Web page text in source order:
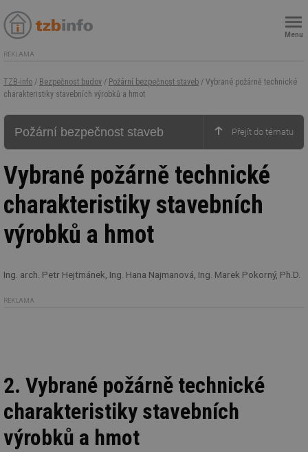
Menu
REKLAMA
TZB-info / Bezpečnost budov / Požární bezpečnost staveb / Vybrané požárně technické
charakteristiky stavebních výrobků a hmot
Požární bezpečnost staveb
Vybrané požárně technické
charakteristiky stavebních
výrobků a hmot
Ing. arch. Petr Hejtmánek, Ing. Hana Najmanová, Ing. Marek Pokorný, Ph.D.
REKLAMA
2. Vybrané požárně technické
charakteristiky stavebních
výrobků a hmot